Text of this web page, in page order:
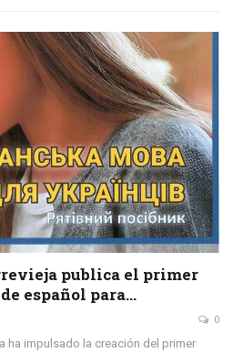
publica el primer
español para…
0
ha impulsado la creación del primer